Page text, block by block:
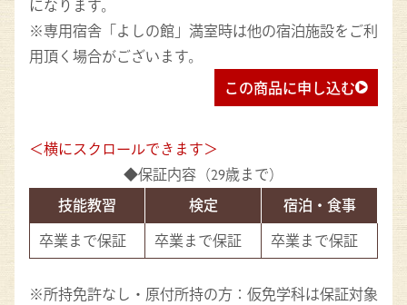
になります。
※専用宿舎「よしの館」満室時は他の宿泊施設をご利
用頂く場合がございます。
この商品に申し込む
◆保証内容（29歳まで）
技能教習
検定
宿泊・食事
卒業まで保証
卒業まで保証 卒業まで保証
※所持免許なし・原付所持の方：仮免学科は保証対象